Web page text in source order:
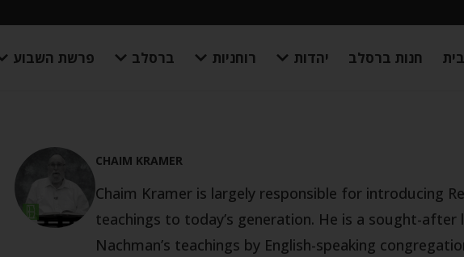
חנות ברסלב יהדות רוחניות ברסלב פרשת השבוע
CHAIM KRAMER
Chaim Kramer is largely responsible for introducing
teachings to today’s generation. He is a sought-after
Nachman’s teachings by English-speaking